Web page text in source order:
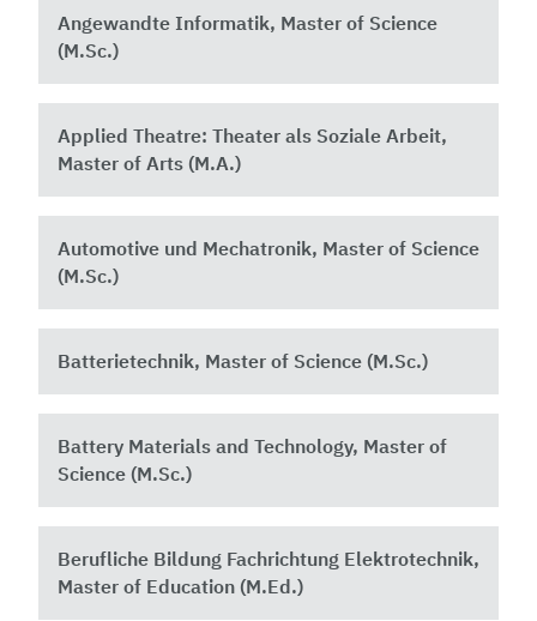
Angewandte Informatik, Master of Science
(M.Sc.)
Applied Theatre: Theater als Soziale Arbeit,
Master of Arts (M.A.)
Automotive und Mechatronik, Master of Science
(M.Sc.)
Batterietechnik, Master of Science (M.Sc.)
Battery Materials and Technology, Master of
Science (M.Sc.)
Berufliche Bildung Fachrichtung Elektrotechnik,
Master of Education (M.Ed.)